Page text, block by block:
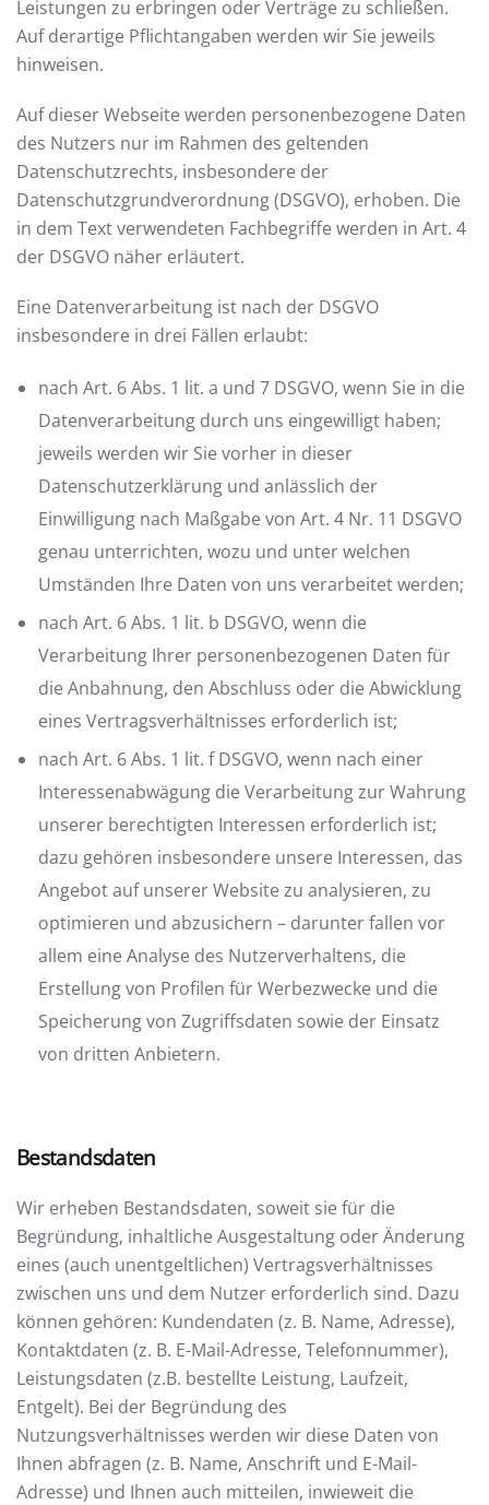
Leistungen zu erbringen oder Verträge zu schließen.
Auf derartige Pflichtangaben werden wir Sie jeweils
hinweisen.
Auf dieser Webseite werden personenbezogene Daten
des Nutzers nur im Rahmen des geltenden
Datenschutzrechts, insbesondere der
Datenschutzgrundverordnung (DSGVO), erhoben. Die
in dem Text verwendeten Fachbegriffe werden in Art. 4
der DSGVO näher erläutert.
Eine Datenverarbeitung ist nach der DSGVO
insbesondere in drei Fällen erlaubt:
nach Art. 6 Abs. 1 lit. a und 7 DSGVO, wenn Sie in die
Datenverarbeitung durch uns eingewilligt haben;
jeweils werden wir Sie vorher in dieser
Datenschutzerklärung und anlässlich der
Einwilligung nach Maßgabe von Art. 4 Nr. 11 DSGVO
genau unterrichten, wozu und unter welchen
Umständen Ihre Daten von uns verarbeitet werden;
nach Art. 6 Abs. 1 lit. b DSGVO, wenn die
Verarbeitung Ihrer personenbezogenen Daten für
die Anbahnung, den Abschluss oder die Abwicklung
eines Vertragsverhältnisses erforderlich ist;
nach Art. 6 Abs. 1 lit. f DSGVO, wenn nach einer
Interessenabwägung die Verarbeitung zur Wahrung
unserer berechtigten Interessen erforderlich ist;
dazu gehören insbesondere unsere Interessen, das
Angebot auf unserer Website zu analysieren, zu
optimieren und abzusichern – darunter fallen vor
allem eine Analyse des Nutzerverhaltens, die
Erstellung von Profilen für Werbezwecke und die
Speicherung von Zugriffsdaten sowie der Einsatz
von dritten Anbietern.
Bestandsdaten
Wir erheben Bestandsdaten, soweit sie für die
Begründung, inhaltliche Ausgestaltung oder Änderung
eines (auch unentgeltlichen) Vertragsverhältnisses
zwischen uns und dem Nutzer erforderlich sind. Dazu
können gehören: Kundendaten (z. B. Name, Adresse),
Kontaktdaten (z. B. E-Mail-Adresse, Telefonnummer),
Leistungsdaten (z.B. bestellte Leistung, Laufzeit,
Entgelt). Bei der Begründung des
Nutzungsverhältnisses werden wir diese Daten von
Ihnen abfragen (z. B. Name, Anschrift und E-Mail-
Adresse) und Ihnen auch mitteilen, inwieweit die